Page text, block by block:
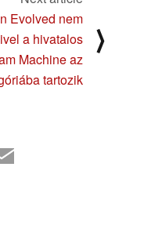
Evolved nem
a hivatalos
Machine az
tartozik
⟩